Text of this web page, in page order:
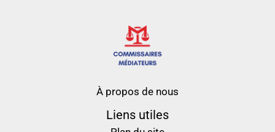
À propos de nous
Liens utiles